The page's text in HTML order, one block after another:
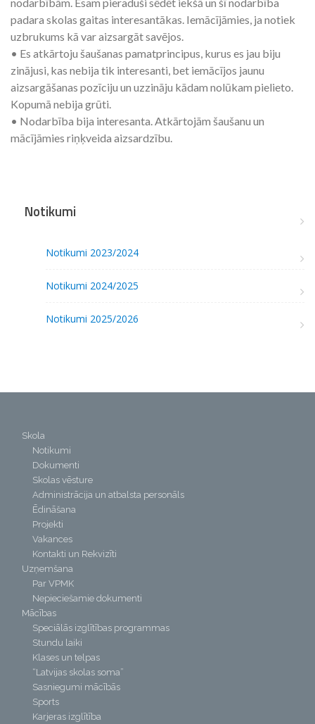
padara skolas gaitas interesantākas. Iemācījāmies, ja notiek
uzbrukums kā var aizsargāt savējos.
• Es atkārtoju šaušanas pamatprincipus, kurus es jau biju
zinājusi, kas nebija tik interesanti, bet iemācījos jaunu
aizsargāšanas pozīciju un uzzināju kādam nolūkam pielieto.
Kopumā nebija grūti.
• Nodarbība bija interesanta. Atkārtojām šaušanu un
mācījāmies riņķveida aizsardzību.
Notikumi
Notikumi 2023/2024
Notikumi 2024/2025
Notikumi 2025/2026
Skola
Notikumi
Dokumenti
Skolas vēsture
Administrācija un atbalsta personāls
Ēdināšana
Projekti
Vakances
Kontakti un Rekvizīti
Uzņemšana
Par VPMK
Nepieciešamie dokumenti
Mācības
Speciālās izglītības programmas
Stundu laiki
Klases un telpas
“Latvijas skolas soma”
Sasniegumi mācībās
Sports
Karjeras izglītība